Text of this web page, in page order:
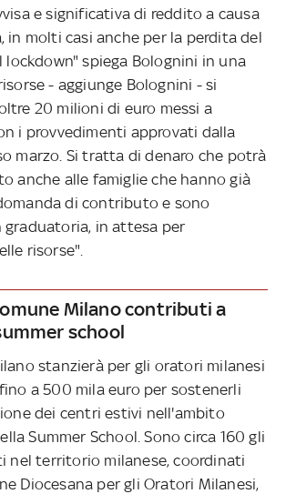
e significativa di reddito a causa
in molti casi anche per la perdita del
lockdown" spiega Bolognini in una
- aggiunge Bolognini - si
20 milioni di euro messi a
i provvedimenti approvati dalla
marzo. Si tratta di denaro che potrà
anche alle famiglie che hanno già
di contributo e sono
in attesa per
risorse".
Milano contributi a
school
stanzierà per gli oratori milanesi
a 500 mila euro per sostenerli
dei centri estivi nell'ambito
Summer School. Sono circa 160 gli
nel territorio milanese, coordinati
Diocesana per gli Oratori Milanesi,